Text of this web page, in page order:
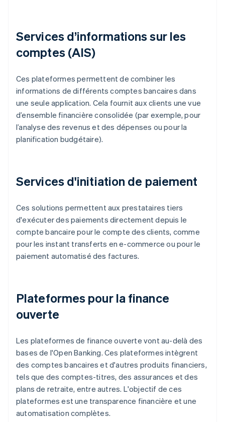
Services d’informations sur les
comptes (AIS)
Ces plateformes permettent de combiner les
informations de différents comptes bancaires dans
une seule application. Cela fournit aux clients une vue
d’ensemble financière consolidée (par exemple, pour
l’analyse des revenus et des dépenses ou pour la
planification budgétaire).
Services d'initiation de paiement
Ces solutions permettent aux prestataires tiers
d'exécuter des paiements directement depuis le
compte bancaire pour le compte des clients, comme
pour les instant transferts en e-commerce ou pour le
paiement automatisé des factures.
Plateformes pour la finance
ouverte
Les plateformes de finance ouverte vont au-delà des
bases de l'Open Banking. Ces plateformes intègrent
des comptes bancaires et d'autres produits financiers,
tels que des comptes-titres, des assurances et des
plans de retraite, entre autres. L'objectif de ces
plateformes est une transparence financière et une
automatisation complètes.